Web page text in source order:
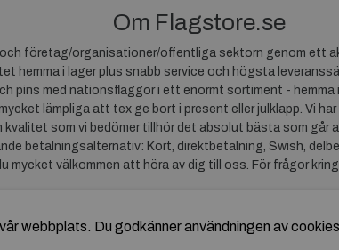
Om Flagstore.se
företag/organisationer/offentliga sektorn genom ett
i lager plus snabb service och högsta
pins med nationsflaggor i ett enormt sortiment -
lämpliga att tex ge bort i present eller julklapp. Vi
som vi bedömer tillhör det absolut bästa som
betalningsalternativ: Kort, direktbetalning, Swish,
mycket välkommen att höra av dig till oss. För frågor kring
webbplats. Du godkänner användningen av